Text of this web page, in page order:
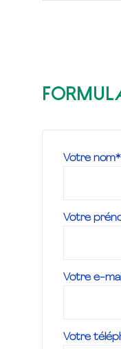
Votre nom*
Votre
Votre e-
Votre